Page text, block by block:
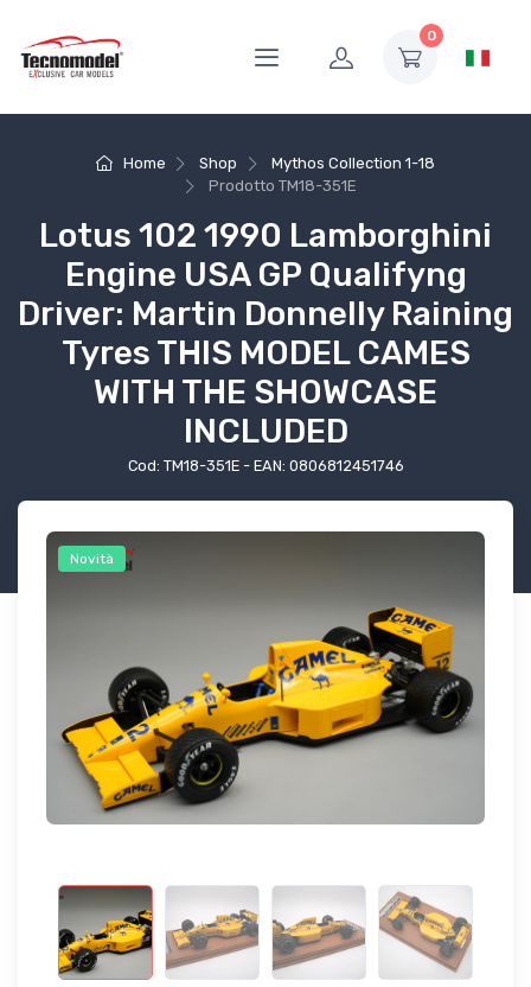
0
Home Shop
Mythos Collection 1-18
Prodotto TM18-351E
Lotus 102 1990 Lamborghini
Engine USA GP Qualifyng
Driver: Martin Donnelly Raining
Tyres THIS MODEL CAMES
WITH THE SHOWCASE
INCLUDED
Cod: TM18-351E - EAN: 0806812451746
Novità